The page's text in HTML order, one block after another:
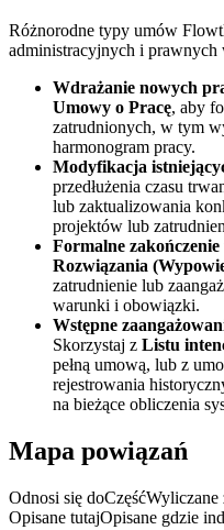
Różnorodne typy umów
administracyjnych i prawnych
Wdrażanie nowych
Umowy o Pracę, aby
zatrudnionych, w tym
harmonogram pracy.
Modyfikacja
przedłużenia czasu
lub zaktualizowania
projektów lub
Formalne zakończenie
Rozwiązania
zatrudnienie lub
warunki i obowiązki.
Wstępne
Skorzystaj z Listu
pełną umową, lub z
rejestrowania
na bieżące obliczenia
Mapa powiązań
Odnosi się doCzęśćWyliczane
Opisane tutajOpisane gdzie